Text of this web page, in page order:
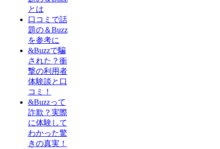
とは
口コミで話
題の＆Buzz
を参考に
&Buzzで騙
された？衝
撃の利用者
体験談と口
コミ！
&Buzzって
詐欺？実際
に体験して
わかった驚
きの真実！